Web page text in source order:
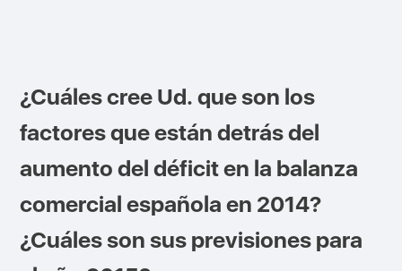
¿Cuáles cree Ud. que son los
factores que están detrás del
aumento del déficit en la balanza
comercial española en 2014?
¿Cuáles son sus previsiones para